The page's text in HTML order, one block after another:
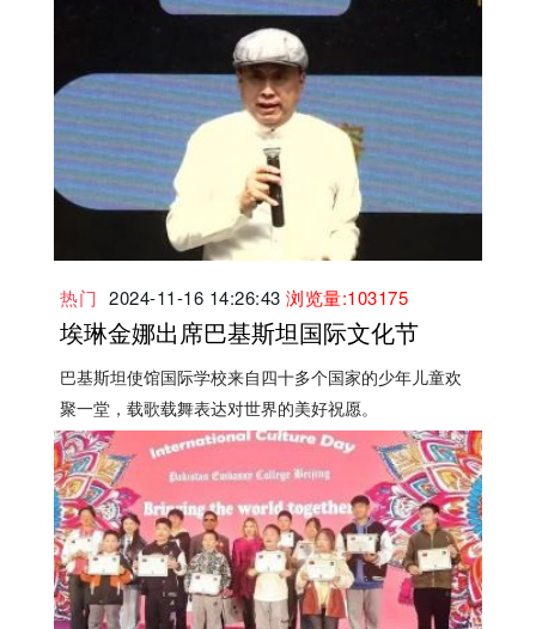
热门 2024-11-16 14:26:43 浏览量:103175
埃琳金娜出席巴基斯坦国际文化节
巴基斯坦使馆国际学校来自四十多个国家的少年儿童欢
聚一堂，载歌载舞表达对世界的美好祝愿。